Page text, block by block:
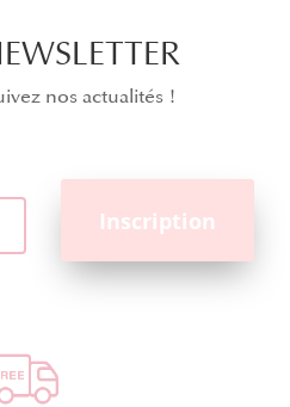
nos actualités !